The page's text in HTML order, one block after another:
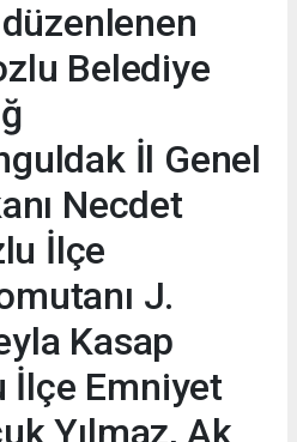
Belediye
İl Genel
Necdet
İlçe
J.
Kasap
İlçe Emniyet
Yılmaz, Ak